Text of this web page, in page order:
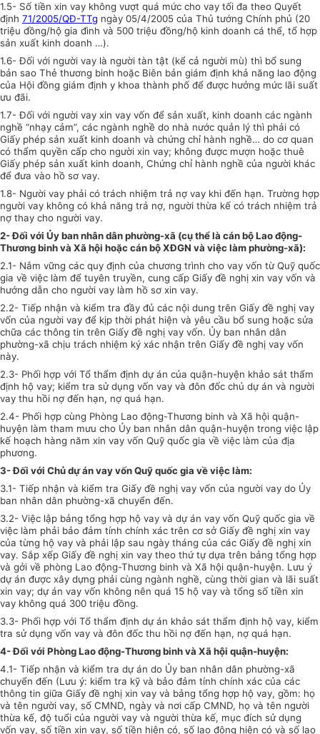
1.5- Số tiền xin vay không vượt quá mức cho vay tối đa theo Quyết
định 71/2005/QĐ-TTg ngày 05/4/2005 của Thủ tướng Chính phủ (20
triệu đồng/hộ gia đình và 500 triệu đồng/hộ kinh doanh cá thể, tổ hợp
sản xuất kinh doanh …).
1.6- Đối với người vay là người tàn tật (kể cả người mù) thì bổ sung
bản sao Thẻ thương binh hoặc Biên bản giám định khả năng lao động
của Hội đồng giám định y khoa thành phố để được hưởng mức lãi suất
ưu đãi.
1.7- Đối với người vay xin vay vốn để sản xuất, kinh doanh các ngành
nghề “nhạy cảm”, các ngành nghề do nhà nước quản lý thì phải có
Giấy phép sản xuất kinh doanh và chứng chỉ hành nghề… do cơ quan
có thẩm quyền cấp cho người xin vay; không được mượn hoặc thuê
Giấy phép sản xuất kinh doanh, Chứng chỉ hành nghề của người khác
để đưa vào hồ sơ vay.
1.8- Người vay phải có trách nhiệm trả nợ vay khi đến hạn. Trường hợp
người vay không có khả năng trả nợ, người thừa kế có trách nhiệm trả
nợ thay cho người vay.
2- Đối với Ủy ban nhân dân phường-xã (cụ thể là cán bộ Lao động-
Thương binh và Xã hội hoặc cán bộ XĐGN và việc làm phường-xã):
2.1- Nắm vững các quy định của chương trình cho vay vốn từ Quỹ quốc
gia về việc làm để tuyên truyền, cung cấp Giấy đề nghị xin vay vốn và
hướng dẫn cho người vay làm hồ sơ xin vay.
2.2- Tiếp nhận và kiểm tra đầy đủ các nội dung trên Giấy đề nghị vay
vốn của người vay để kịp thời phát hiện và yêu cầu bổ sung hoặc sửa
chữa các thông tin trên Giấy đề nghị vay vốn. Ủy ban nhân dân
phường-xã chịu trách nhiệm ký xác nhận trên Giấy đề nghị vay vốn
này.
2.3- Phối hợp với Tổ thẩm định dự án của quận-huyện khảo sát thẩm
định hộ vay; kiểm tra sử dụng vốn vay và đôn đốc chủ dự án và người
vay thu hồi nợ đến hạn, nợ quá hạn.
2.4- Phối hợp cùng Phòng Lao động-Thương binh và Xã hội quận-
huyện làm tham mưu cho Ủy ban nhân dân quận-huyện trong việc lập
kế hoạch hàng năm xin vay vốn Quỹ quốc gia về việc làm của địa
phương.
3- Đối với Chủ dự án vay vốn Quỹ quốc gia về việc làm:
3.1- Tiếp nhận và kiểm tra Giấy đề nghị vay vốn của người vay do Ủy
ban nhân dân phường-xã chuyển đến.
3.2- Việc lập bảng tổng hợp hộ vay và dự án vay vốn Quỹ quốc gia về
việc làm phải bảo đảm tính chính xác trên cơ sở Giấy đề nghị xin vay
của từng hộ vay và phải lập sau ngày tháng của các Giấy đề nghị xin
vay. Sắp xếp Giấy đề nghị xin vay theo thứ tự dựa trên bảng tổng hợp
và gởi về phòng Lao động-Thương binh và Xã hội quận-huyện. Lưu ý
dự án được xây dựng phải cùng ngành nghề, cùng thời gian và lãi suất
xin vay; dự án vay vốn không nên quá 15 hộ vay và tổng số tiền xin
vay không quá 300 triệu đồng.
3.3- Phối hợp với Tổ thẩm định dự án khảo sát thẩm định hộ vay, kiểm
tra sử dụng vốn vay và đôn đốc thu hồi nợ đến hạn, nợ quá hạn.
4- Đối với Phòng Lao động-Thương binh và Xã hội quận-huyện:
4.1- Tiếp nhận và kiểm tra dự án do Ủy ban nhân dân phường-xã
chuyển đến (Lưu ý: kiểm tra kỹ và bảo đảm tính chính xác của các
thông tin giữa Giấy đề nghị xin vay và bảng tổng hợp hộ vay, gồm: họ
và tên người vay, số CMND, ngày và nơi cấp CMND, họ và tên người
thừa kế, độ tuổi của người vay và người thừa kế, mục đích sử dụng
vốn vay, số tiền xin vay, số tiền hiện có, số lao động hiện có và số lao